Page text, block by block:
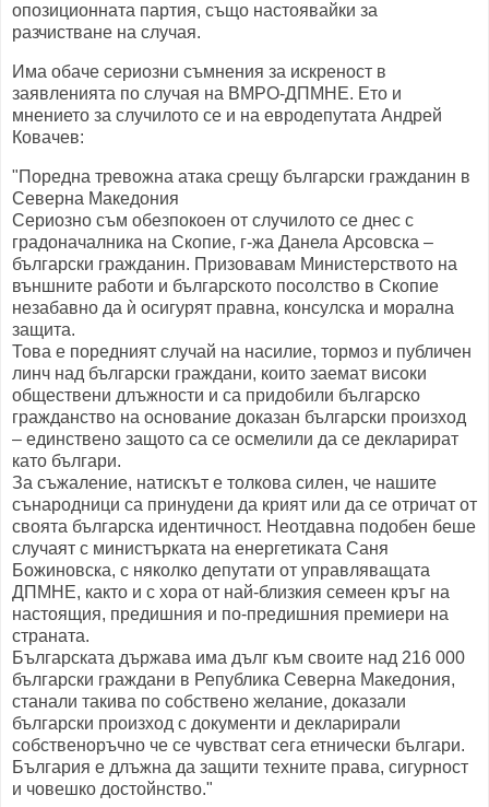
опозиционната партия, също настоявайки за
разчистване на случая.
Има обаче сериозни съмнения за искреност в
заявленията по случая на ВМРО-ДПМНЕ. Ето и
мнението за случилото се и на евродепутата Андрей
Ковачев:
"Поредна тревожна атака срещу български гражданин в
Северна Македония
Сериозно съм обезпокоен от случилото се днес с
градоначалника на Скопие, г-жа Данела Арсовска –
български гражданин. Призовавам Министерството на
външните работи и българското посолство в Скопие
незабавно да ѝ осигурят правна, консулска и морална
защита.
Това е поредният случай на насилие, тормоз и публичен
линч над български граждани, които заемат високи
обществени длъжности и са придобили българско
гражданство на основание доказан български произход
– единствено защото са се осмелили да се декларират
като българи.
За съжаление, натискът е толкова силен, че нашите
сънародници са принудени да крият или да се отричат от
своята българска идентичност. Неотдавна подобен беше
случаят с министърката на енергетиката Саня
Божиновска, с няколко депутати от управляващата
ДПМНЕ, както и с хора от най-близкия семеен кръг на
настоящия, предишния и по-предишния премиери на
страната.
Българската държава има дълг към своите над 216 000
български граждани в Република Северна Македония,
станали такива по собствено желание, доказали
български произход с документи и декларирали
собственоръчно че се чувстват сега етнически българи.
България е длъжна да защити техните права, сигурност
и човешко достойнство."